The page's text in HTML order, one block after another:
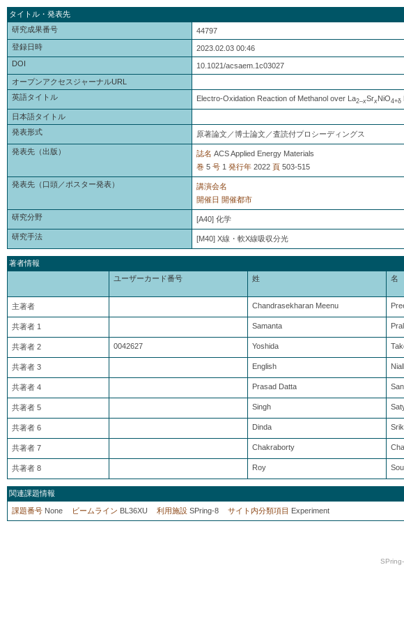
タイトル・発表先
研究成果番号
44797
登録日時
2023.02.03 00:46
DOI
10.1021/acsaem.1c03027
オープンアクセスジャーナルURL
英語タイトル
Electro-Oxidation Reaction of Methanol over La2–xSrxNiO4+δ
日本語タイトル
発表形式
原著論文／博士論文／査読付プロシーディングス
発表先（出版） 誌名 ACS Applied Energy Materials
巻 5 号 1 発行年 2022 頁 503-515
発表先（口頭／ポスター発表）
講演会名
開催日 開催都市
研究分野 [A40] 化学
研究手法 [M40] X線・軟X線吸収分光
著者情報
ユーザーカード番号
姓 名
主著者 Chandrasekharan Meenu
共著者 1 Samanta
共著者 2 0042627 Yoshida
共著者 3 English
共著者 4 Prasad Datta
共著者 5 Singh
共著者 6 Dinda
共著者 7 Chakraborty
共著者 8 Roy
関連課題情報
課題番号 None ビームライン BL36XU 利用施設 SPring-8 サイト内分類項目 Experiment